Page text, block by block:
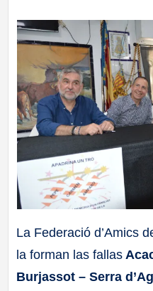
La Federació d’Amics
la forman las fallas
Burjassot – Serra